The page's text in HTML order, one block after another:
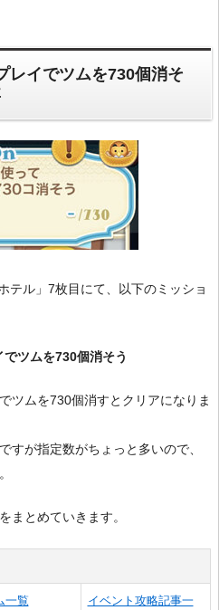
レイでツムを730個消そ
テル」7枚目にて、以下のミッショ
ツムを730個消そう
ツムを730個消すとクリアになりま
すが指定数がちょっと多いので、
まとめていきます。
一覧
イベント攻略記事一